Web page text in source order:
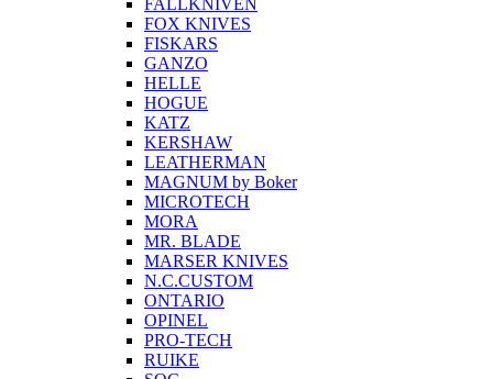
FALLKNIVEN
FOX KNIVES
FISKARS
GANZO
HELLE
HOGUE
KATZ
KERSHAW
LEATHERMAN
MAGNUM by Boker
MICROTECH
MORA
MR. BLADE
MARSER KNIVES
N.C.CUSTOM
ONTARIO
OPINEL
PRO-TECH
RUIKE